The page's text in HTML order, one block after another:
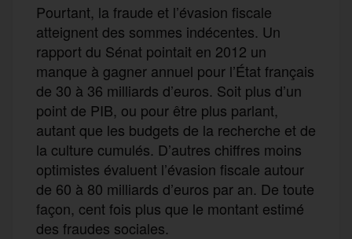
Pourtant, la fraude et l’évasion fiscale
atteignent des sommes indécentes. Un
rapport du Sénat pointait en 2012 un
manque à gagner annuel pour l’État français
de 30 à 36 milliards d’euros. Soit plus d’un
point de PIB, ou pour être plus parlant,
autant que les budgets de la recherche et de
la culture cumulés. D’autres chiffres moins
optimistes évaluent l’évasion fiscale autour
de 60 à 80 milliards d’euros par an. De toute
façon, cent fois plus que le montant estimé
des fraudes sociales.